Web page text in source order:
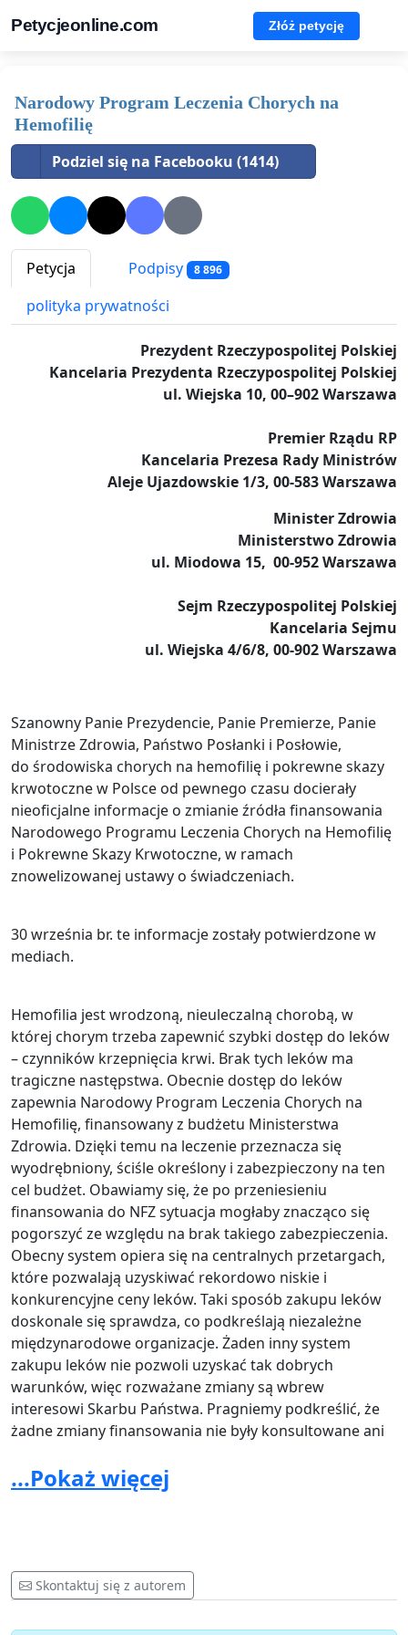
Petycjeonline.com Złóż petycję
Narodowy Program Leczenia Chorych na
Hemofilię
Podziel się na Facebooku (1414)
Petycja Podpisy 8 896
polityka prywatności
Prezydent Rzeczypospolitej Polskiej
Kancelaria Prezydenta Rzeczypospolitej Polskiej
ul. Wiejska 10, 00–902 Warszawa
Premier Rządu RP
Kancelaria Prezesa Rady Ministrów
Aleje Ujazdowskie 1/3, 00-583 Warszawa
Minister Zdrowia
Ministerstwo Zdrowia
ul. Miodowa 15, 00-952 Warszawa
Sejm Rzeczypospolitej Polskiej
Kancelaria Sejmu
ul. Wiejska 4/6/8, 00-902 Warszawa
Szanowny Panie Prezydencie, Panie Premierze, Panie
Ministrze Zdrowia, Państwo Posłanki i Posłowie,
do środowiska chorych na hemofilię i pokrewne skazy
krwotoczne w Polsce od pewnego czasu docierały
nieoficjalne informacje o zmianie źródła finansowania
Narodowego Programu Leczenia Chorych na Hemofilię
i Pokrewne Skazy Krwotoczne, w ramach
znowelizowanej ustawy o świadczeniach.
30 września br. te informacje zostały potwierdzone w
mediach.
Hemofilia jest wrodzoną, nieuleczalną chorobą, w
której chorym trzeba zapewnić szybki dostęp do leków
– czynników krzepnięcia krwi. Brak tych leków ma
tragiczne następstwa. Obecnie dostęp do leków
zapewnia Narodowy Program Leczenia Chorych na
Hemofilię, finansowany z budżetu Ministerstwa
Zdrowia. Dzięki temu na leczenie przeznacza się
wyodrębniony, ściśle określony i zabezpieczony na ten
cel budżet. Obawiamy się, że po przeniesieniu
finansowania do NFZ sytuacja mogłaby znacząco się
pogorszyć ze względu na brak takiego zabezpieczenia.
Obecny system opiera się na centralnych przetargach,
które pozwalają uzyskiwać rekordowo niskie i
konkurencyjne ceny leków. Taki sposób zakupu leków
doskonale się sprawdza, co podkreślają niezależne
międzynarodowe organizacje. Żaden inny system
zakupu leków nie pozwoli uzyskać tak dobrych
warunków, więc rozważane zmiany są wbrew
interesowi Skarbu Państwa. Pragniemy podkreślić, że
żadne zmiany finansowania nie były konsultowane ani
pacjentów.
Wchodzimy w okres trudności finansowych
z finansowaniem ze strony NFZ, mogłyby oznaczać dla
tej grupy chorych brak ciągłości leczenia, a co za tym
idzie tragiczne konsekwencje. Poczynając od trwałych
...Pokaż więcej
Skontaktuj się z autorem